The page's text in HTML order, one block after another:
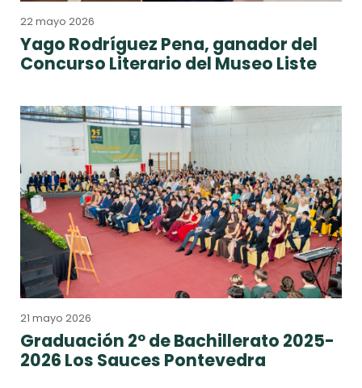
22 mayo 2026
Yago Rodríguez Pena, ganador del
Concurso Literario del Museo Liste
21 mayo 2026
Graduación 2º de Bachillerato 2025-
2026 Los Sauces Pontevedra